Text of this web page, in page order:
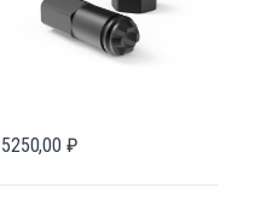
5250,00 ₽